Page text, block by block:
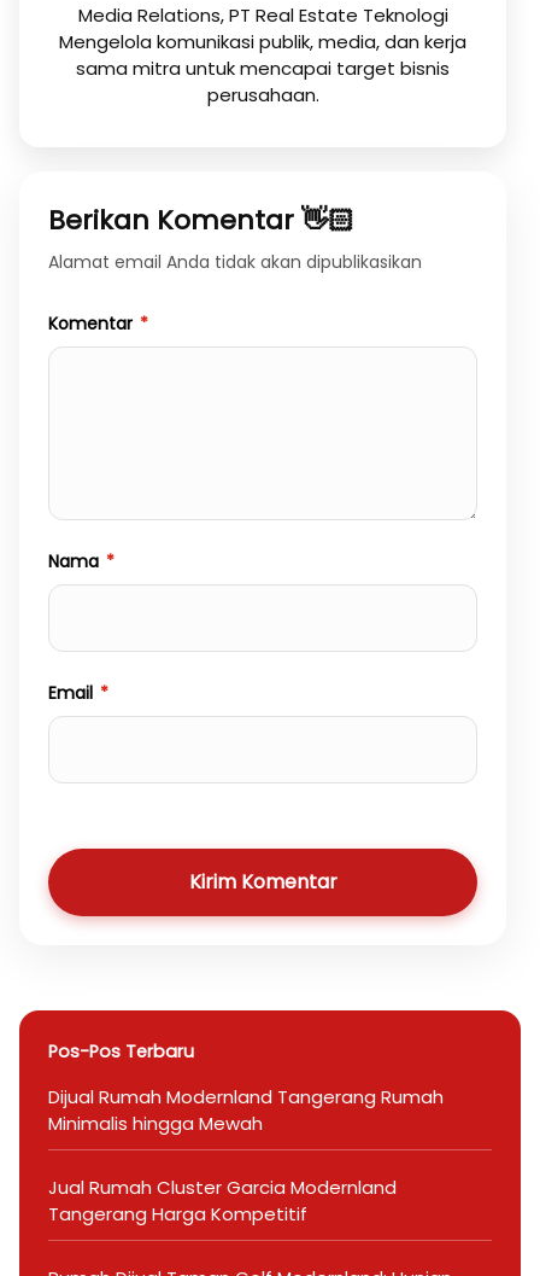
Media Relations, PT Real Estate Teknologi
Mengelola komunikasi publik, media, dan kerja
sama mitra untuk mencapai target bisnis
perusahaan.
Berikan Komentar 👋🏻
Alamat email Anda tidak akan dipublikasikan
Komentar *
Nama *
Email *
Kirim Komentar
Pos-Pos Terbaru
Dijual Rumah Modernland Tangerang Rumah
Minimalis hingga Mewah
Jual Rumah Cluster Garcia Modernland
Tangerang Harga Kompetitif